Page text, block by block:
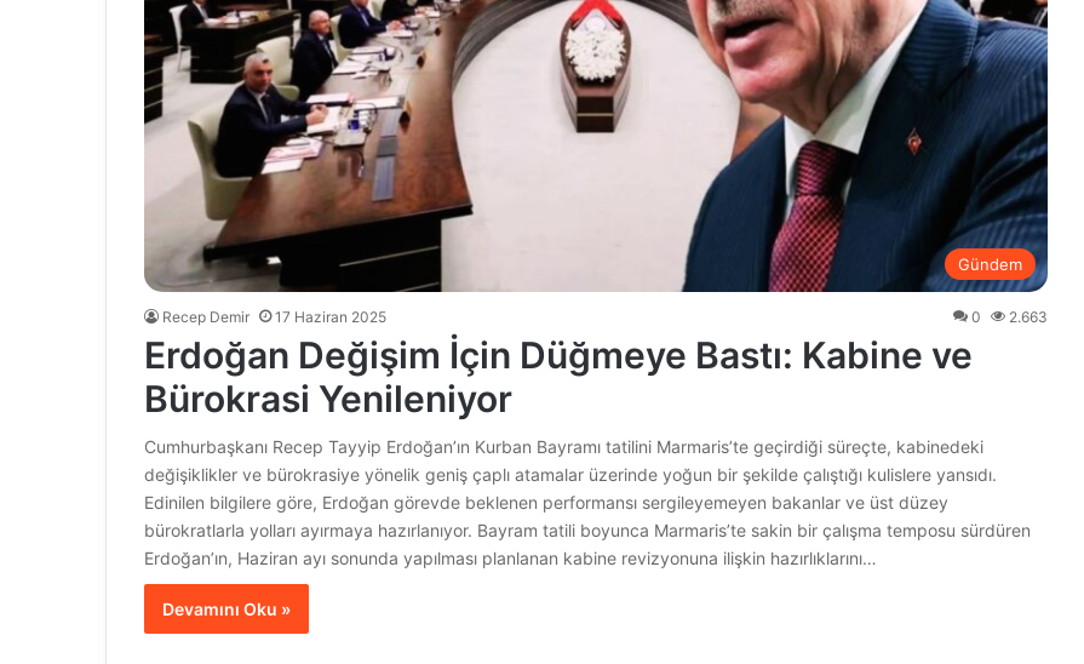
Gündem
Recep Demir 17 Haziran 2025 0 2.663
Erdoğan Değişim İçin Düğmeye Bastı: Kabine ve
Bürokrasi Yenileniyor
Cumhurbaşkanı Recep Tayyip Erdoğan’ın Kurban Bayramı tatilini Marmaris’te geçirdiği süreçte, kabinedeki
değişiklikler ve bürokrasiye yönelik geniş çaplı atamalar üzerinde yoğun bir şekilde çalıştığı kulislere yansıdı.
Edinilen bilgilere göre, Erdoğan görevde beklenen performansı sergileyemeyen bakanlar ve üst düzey
bürokratlarla yolları ayırmaya hazırlanıyor. Bayram tatili boyunca Marmaris’te sakin bir çalışma temposu sürdüren
Erdoğan’ın, Haziran ayı sonunda yapılması planlanan kabine revizyonuna ilişkin hazırlıklarını…
Devamını Oku »